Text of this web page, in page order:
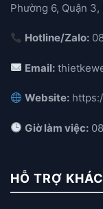
Phường 6, Quận
Hotline/Zalo:
Email:
Website:
Giờ làm việc:
HỖ TRỢ